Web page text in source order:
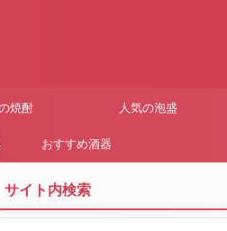
焼酎 人気の泡盛
おすすめ酒器
サイト内検索